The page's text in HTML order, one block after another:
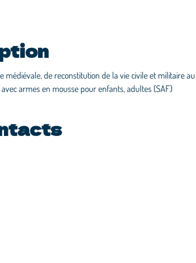
médiévale, de reconstitution de la vie civile et militaire au
armes en mousse pour enfants, adultes (SAF)